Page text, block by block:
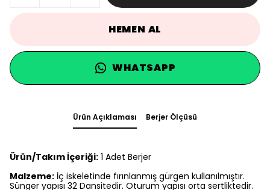
HEMEN AL
WHATSAPP
Ürün Açıklaması Berjer Ölçüsü
Ürün/Takım İçeriği: 1 Adet Berjer
Malzeme: İç iskeletinde fırınlanmış gürgen kullanılmıştır.
Sünger yapısı 32 Dansitedir. Oturum yapısı orta sertliktedir.